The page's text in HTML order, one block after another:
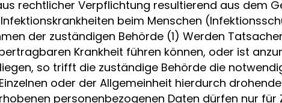
rechtlicher Verpflichtung resultierend aus dem
beim Menschen
der zuständigen Behörde (1) Werden
Krankheit führen können, oder ist
so trifft die zuständige Behörde die
oder der Allgemeinheit hierdurch
personenbezogenen Daten dürfen nur für